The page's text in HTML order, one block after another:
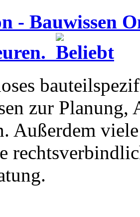
- Bauwissen
zur Planung,
Außerdem